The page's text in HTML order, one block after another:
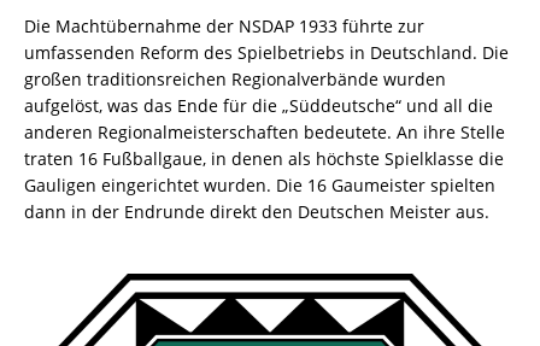
Die Machtübernahme der NSDAP 1933 führte zur
umfassenden Reform des Spielbetriebs in Deutschland. Die
großen traditionsreichen Regionalverbände wurden
aufgelöst, was das Ende für die „Süddeutsche“ und all die
anderen Regionalmeisterschaften bedeutete. An ihre Stelle
traten 16 Fußballgaue, in denen als höchste Spielklasse die
Gauligen eingerichtet wurden. Die 16 Gaumeister spielten
dann in der Endrunde direkt den Deutschen Meister aus.